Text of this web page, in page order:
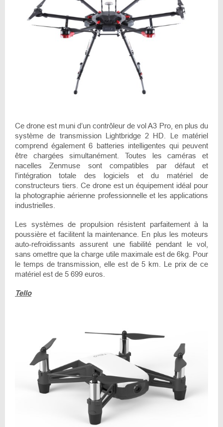
Ce drone est muni d’un contrôleur de vol A3 Pro, en plus du
système de transmission Lightbridge 2 HD. Le matériel
comprend également 6 batteries intelligentes qui peuvent
être chargées simultanément. Toutes les caméras et
nacelles Zenmuse sont compatibles par défaut et
l'intégration totale des logiciels et du matériel de
constructeurs tiers. Ce drone est un équipement idéal pour
la photographie aérienne professionnelle et les applications
industrielles.
Les systèmes de propulsion résistent parfaitement à la
poussière et facilitent la maintenance. En plus les moteurs
auto-refroidissants assurent une fiabilité pendant le vol,
sans omettre que la charge utile maximale est de 6kg. Pour
le temps de transmission, elle est de 5 km. Le prix de ce
matériel est de 5 699 euros.
Tello